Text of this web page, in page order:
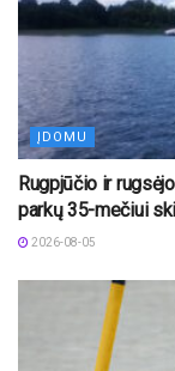
ĮDOMU
Rugpjūčio ir
parkų 35-mečiui
2026-08-05